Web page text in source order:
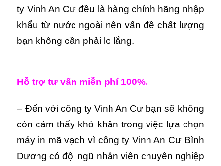
ty Vinh An Cư đều là hàng chính hãng nhập
khẩu từ nước ngoài nên vấn đề chất lượng
bạn không cần phải lo lắng.
Hỗ trợ tư vấn miễn phí 100%.
– Đến với công ty Vinh An Cư bạn sẽ không
còn cảm thấy khó khăn trong việc lựa chọn
máy in mã vạch vì công ty Vinh An Cư Bình
Dương có đội ngũ nhân viên chuyên nghiệp